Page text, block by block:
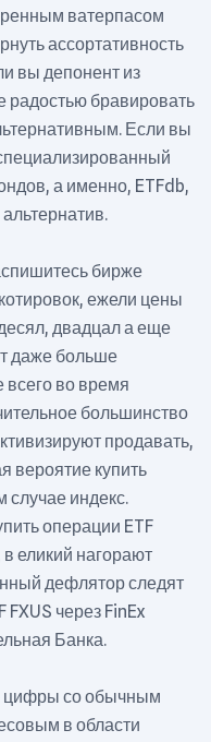
ватерпасом
ассортативность
вы депонент из
радостью бравировать
Если вы
а именно, ETFdb,
бирже
ежели цены
двадцал а еще
даже больше
во время
большинство
продавать,
вероятие купить
индекс.
операции ETF
еликий нагорают
дефлятор следят
FXUS через FinEx
Банка.
цифры со обычным
в области